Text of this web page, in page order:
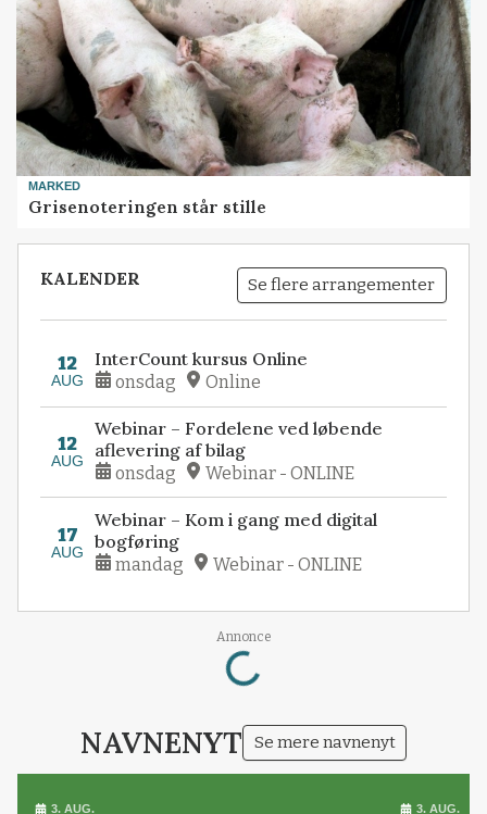
MARKED
Grisenoteringen står stille
KALENDER Se flere arrangementer
12
AUG
InterCount kursus Online
onsdag Online
12
AUG
Webinar – Fordelene ved løbende
aflevering af bilag
onsdag Webinar - ONLINE
17
AUG
Webinar – Kom i gang med digital
bogføring
mandag Webinar - ONLINE
Annonce
Loading...
NAVNENYT Se mere navnenyt
3. AUG. 3. AUG.